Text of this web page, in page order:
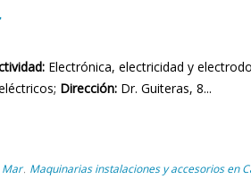
Electrónica, electricidad y
Dirección:Dr. Guiteras, 8...
Mar , Maquinarias instalaciones y accesorios en